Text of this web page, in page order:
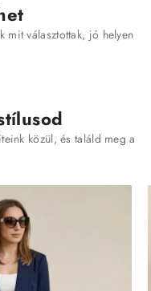
mit választottak, jó helyen
közül, és találd meg a